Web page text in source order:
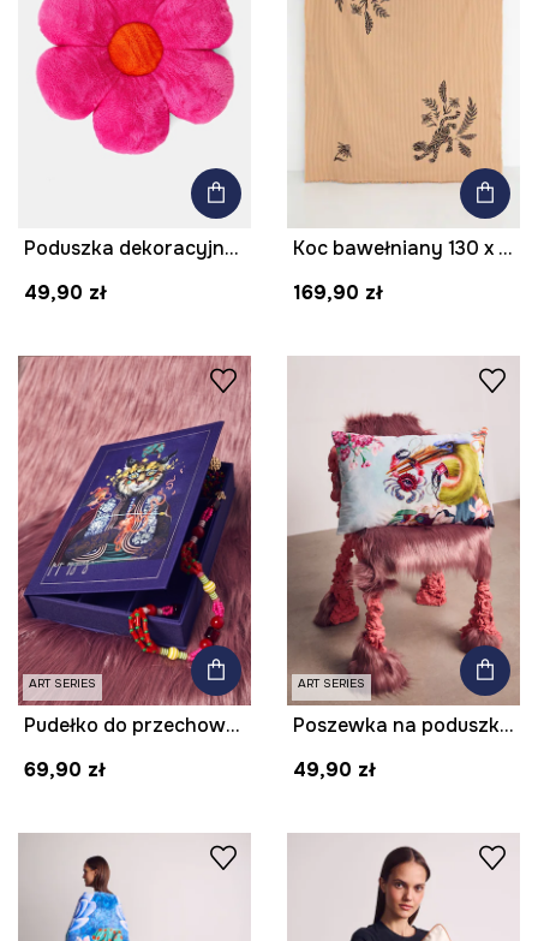
Poduszka dekoracyjna - kwiatek
49,90 zł
Koc bawełniany 130 x 180 cm
169,90 zł
ART SERIES
Pudełko do przechowywania z kolekcji Kit Mizeres x Medicine
69,90 zł
ART SERIES
Poszewka na poduszkę dekoracyjna z kolekcji Kit Mizeres x Medicine
49,90 zł